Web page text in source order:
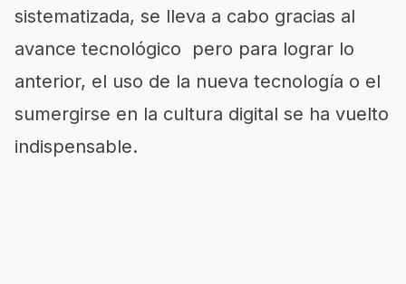
sistematizada, se lleva a cabo gracias al
avance tecnológico pero para lograr lo
anterior, el uso de la nueva tecnología o el
sumergirse en la cultura digital se ha vuelto
indispensable.